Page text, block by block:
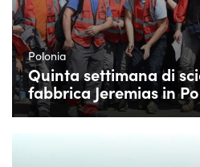
Polonia
Quinta settimana di
fabbrica Jeremias in